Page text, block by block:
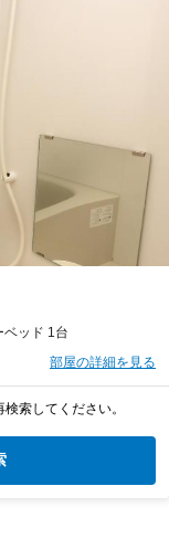
ベッド 1台
部屋の詳細を見る
索してください。